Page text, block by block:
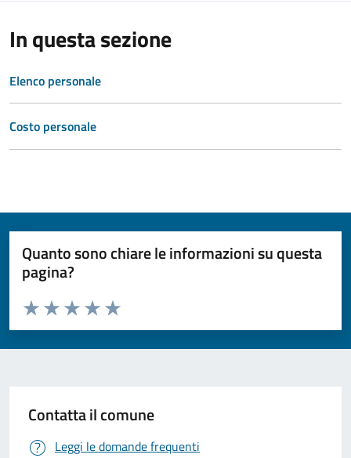
In questa sezione
Elenco personale
Costo personale
Quanto sono chiare le informazioni su questa
pagina?
Valuta da 1 a 5 stelle la pagina
Valuta 5 stelle su 5
Valuta 4 stelle su 5
Valuta 3 stelle su 5
Valuta 2 stelle su 5
Valuta 1 stelle su 5
Contatta il comune
Leggi le domande frequenti